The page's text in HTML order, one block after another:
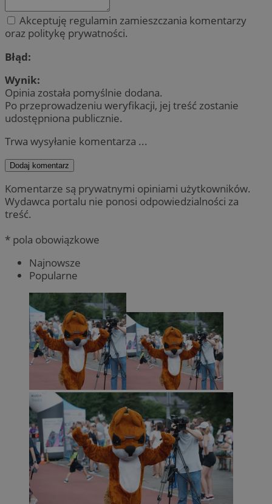
Akceptuję regulamin zamieszczania komentarzy
oraz politykę prywatności.
Błąd:
Wynik:
Opinia została pomyślnie dodana.
Po przeprowadzeniu weryfikacji, jej treść zostanie
udostępniona publicznie.
Trwa wysyłanie komentarza ...
Dodaj komentarz
Komentarze są prywatnymi opiniami użytkowników.
Wydawca portalu nie ponosi odpowiedzialności za
treść.
* pola obowiązkowe
Najnowsze
Popularne